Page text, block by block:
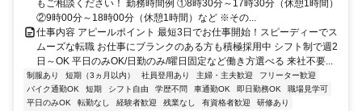
もご相談ください！ 勤務時間例 ①8時30分～17時30分（休憩1時間）
②9時00分～18時00分（休憩1時間）など ※その...
仕事内容 アピールポイント 最短3日でお仕事開始！スピーディーでス
ムーズな転職 お仕事にブランクのある方も積極採用中 シフト制で週2
日～OK 平日のみOK/日勤のみ/曜日固定など働き方選べる 来社不要...
制服あり 短期（3ヵ月以内） 社員登用あり 主婦・主夫歓迎
フリーター歓迎
バイク通勤OK
短期 シフト自由 学歴不問 車通勤OK 即日勤務OK
職場見学可
平日のみOK
転勤なし 経験者歓迎 残業なし 有資格者歓迎
研修あり